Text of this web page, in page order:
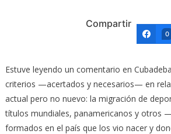
Compartir
0
Estuve leyendo un comentario en
criterios —acertados y necesarios— en
actual pero no nuevo: la migración de
títulos mundiales, panamericanos y otros
formados en el país que los vio nacer y